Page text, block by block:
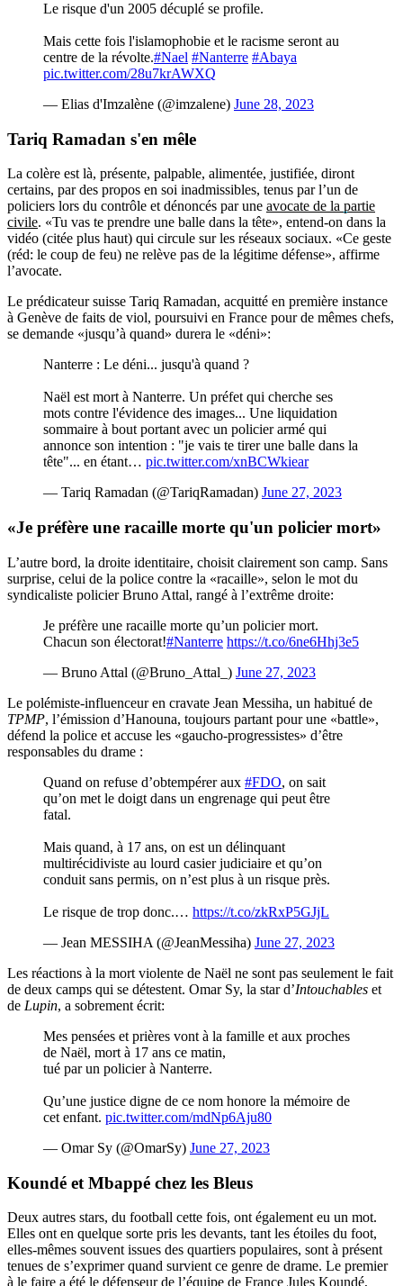
Le risque d'un 2005 décuplé se profile.
Mais cette fois l'islamophobie et le racisme seront au
centre de la révolte.#Nael #Nanterre #Abaya
pic.twitter.com/28u7krAWXQ
— Elias d'Imzalène (@imzalene) June 28, 2023
Tariq Ramadan s'en mêle
La colère est là, présente, palpable, alimentée, justifiée, diront
certains, par des propos en soi inadmissibles, tenus par l’un de
policiers lors du contrôle et dénoncés par une avocate de la partie
civile. «Tu vas te prendre une balle dans la tête», entend-on dans la
vidéo (citée plus haut) qui circule sur les réseaux sociaux. «Ce geste
(réd: le coup de feu) ne relève pas de la légitime défense», affirme
l’avocate.
Le prédicateur suisse Tariq Ramadan, acquitté en première instance
à Genève de faits de viol, poursuivi en France pour de mêmes chefs,
se demande «jusqu’à quand» durera le «déni»:
Nanterre : Le déni... jusqu'à quand ?
Naël est mort à Nanterre. Un préfet qui cherche ses
mots contre l'évidence des images... Une liquidation
sommaire à bout portant avec un policier armé qui
annonce son intention : "je vais te tirer une balle dans la
tête"... en étant… pic.twitter.com/xnBCWkiear
— Tariq Ramadan (@TariqRamadan) June 27, 2023
«Je préfère une racaille morte qu'un policier mort»
L’autre bord, la droite identitaire, choisit clairement son camp. Sans
surprise, celui de la police contre la «racaille», selon le mot du
syndicaliste policier Bruno Attal, rangé à l’extrême droite:
Je préfère une racaille morte qu’un policier mort.
Chacun son électorat!#Nanterre https://t.co/6ne6Hhj3e5
— Bruno Attal (@Bruno_Attal_) June 27, 2023
Le polémiste-influenceur en cravate Jean Messiha, un habitué de
TPMP, l’émission d’Hanouna, toujours partant pour une «battle»,
défend la police et accuse les «gaucho-progressistes» d’être
responsables du drame :
Quand on refuse d’obtempérer aux #FDO, on sait
qu’on met le doigt dans un engrenage qui peut être
fatal.
Mais quand, à 17 ans, on est un délinquant
multirécidiviste au lourd casier judiciaire et qu’on
conduit sans permis, on n’est plus à un risque près.
Le risque de trop donc.… https://t.co/zkRxP5GJjL
— Jean MESSIHA (@JeanMessiha) June 27, 2023
Les réactions à la mort violente de Naël ne sont pas seulement le fait
de deux camps qui se détestent. Omar Sy, la star d’Intouchables et
de Lupin, a sobrement écrit:
Mes pensées et prières vont à la famille et aux proches
de Naël, mort à 17 ans ce matin,
tué par un policier à Nanterre.
Qu’une justice digne de ce nom honore la mémoire de
cet enfant. pic.twitter.com/mdNp6Aju80
— Omar Sy (@OmarSy) June 27, 2023
Koundé et Mbappé chez les Bleus
Deux autres stars, du football cette fois, ont également eu un mot.
Elles ont en quelque sorte pris les devants, tant les étoiles du foot,
elles-mêmes souvent issues des quartiers populaires, sont à présent
tenues de s’exprimer quand survient ce genre de drame. Le premier
à le faire a été le défenseur de l’équipe de France Jules Koundé,